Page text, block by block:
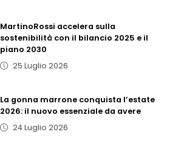
MartinoRossi accelera sulla
sostenibilità con il bilancio 2025 e il
piano 2030
25 Luglio 2026
La gonna marrone conquista l’estate
2026: il nuovo essenziale da avere
24 Luglio 2026